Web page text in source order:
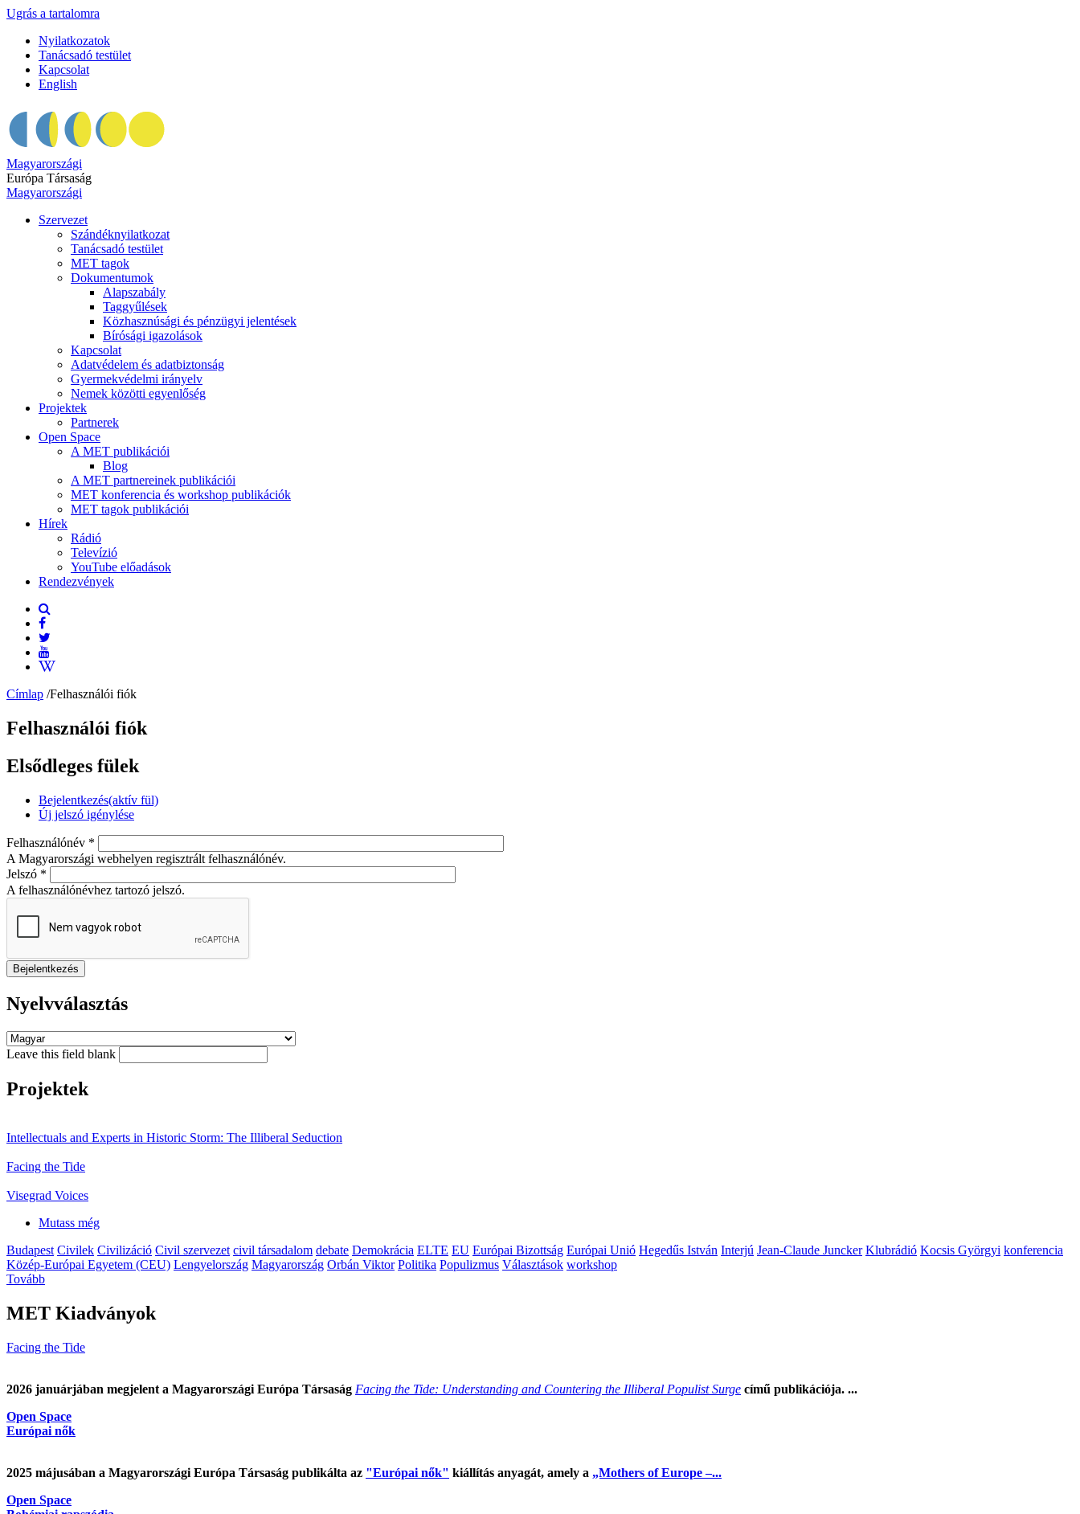
Ugrás a tartalomra
Nyilatkozatok
Tanácsadó testület
Kapcsolat
English
Magyarországi
Európa Társaság
Magyarországi
Szervezet
Szándéknyilatkozat
Tanácsadó testület
MET tagok
Dokumentumok
Alapszabály
Taggyűlések
Közhasznúsági és pénzügyi jelentések
Bírósági igazolások
Kapcsolat
Adatvédelem és adatbiztonság
Gyermekvédelmi irányelv
Nemek közötti egyenlőség
Projektek
Partnerek
Open Space
A MET publikációi
Blog
A MET partnereinek publikációi
MET konferencia és workshop publikációk
MET tagok publikációi
Hírek
Rádió
Televízió
YouTube előadások
Rendezvények
Címlap /Felhasználói fiók
Felhasználói fiók
Elsődleges fülek
Bejelentkezés(aktív fül)
Új jelszó igénylése
Felhasználónév *
A Magyarországi webhelyen regisztrált felhasználónév.
Jelszó *
A felhasználónévhez tartozó jelszó.
Nyelvválasztás
Leave this field blank
Projektek
Intellectuals and Experts in Historic Storm: The Illiberal Seduction
Facing the Tide
Visegrad Voices
Mutass még
Budapest Civilek Civilizáció Civil szervezet civil társadalom debate Demokrácia ELTE EU Európai Bizottság Európai Unió Hegedűs István Interjú Jean-Claude Juncker Klubrádió Kocsis Györgyi konferencia
Közép-Európai Egyetem (CEU) Lengyelország Magyarország Orbán Viktor Politika Populizmus Választások workshop
Tovább
MET Kiadványok
Facing the Tide
2026 januárjában megjelent a Magyarországi Európa Társaság Facing the Tide: Understanding and Countering the Illiberal Populist Surge című publikációja. ...
Open Space
Európai nők
2025 májusában a Magyarországi Európa Társaság publikálta az "Európai nők" kiállítás anyagát, amely a „Mothers of Europe –...
Open Space